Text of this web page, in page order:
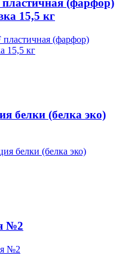
(фарфор)
15,5 кг
белки (белка эко)
№2